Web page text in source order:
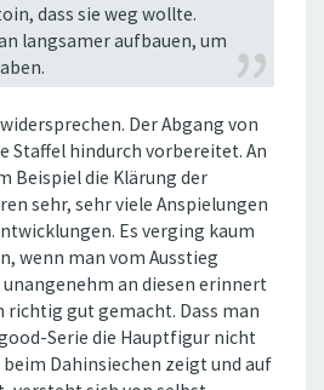
dass sie weg wollte.
langsamer aufbauen, um
Der Abgang von
Staffel hindurch vorbereitet. An
Beispiel die Klärung der
sehr, sehr viele Anspielungen
Es verging kaum
wenn man vom Ausstieg
an diesen erinnert
richtig gut gemacht. Dass man
Serie die Hauptfigur nicht
Dahinsiechen zeigt und auf